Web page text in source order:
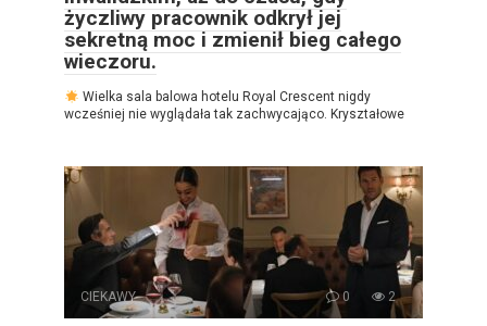
życzliwy pracownik odkrył jej
sekretną moc i zmienił bieg całego
wieczoru.
Wielka sala balowa hotelu Royal Crescent nigdy
wcześniej nie wyglądała tak zachwycająco. Kryształowe
CIEKAWY 0 2